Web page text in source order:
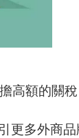
高額的關
更多外商